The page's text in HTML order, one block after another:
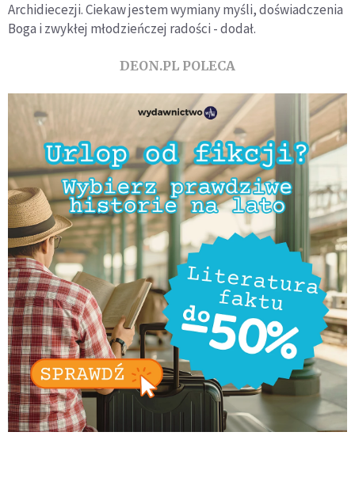
Archidiecezji. Ciekaw jestem wymiany myśli, doświadczenia
Boga i zwykłej młodzieńczej radości - dodał.
DEON.PL POLECA